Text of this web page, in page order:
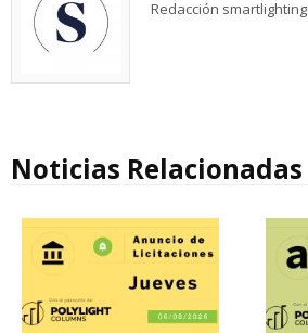
Redacción smartlighting
Noticias Relacionadas